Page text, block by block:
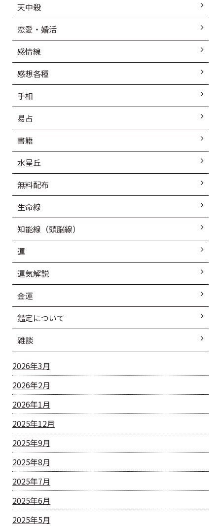
天中殺
恋愛・婚活
感情線
感想各種
手相
易占
書籍
水星丘
無料配布
生命線
知能線（頭脳線）
運
運気解説
金運
鑑定について
雑談
2026年3月
2026年2月
2026年1月
2025年12月
2025年9月
2025年8月
2025年7月
2025年6月
2025年5月